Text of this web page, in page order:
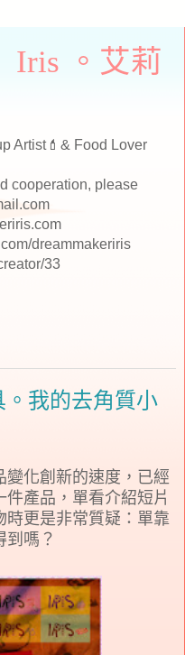
Iris 。艾莉
Artist💄& Food Lover
cooperation, please
dreammakeriris
33
我的去角質小
變化創新的速度，已經
產品，單看介紹短片
時更是非常質疑：單靠
到嗎？